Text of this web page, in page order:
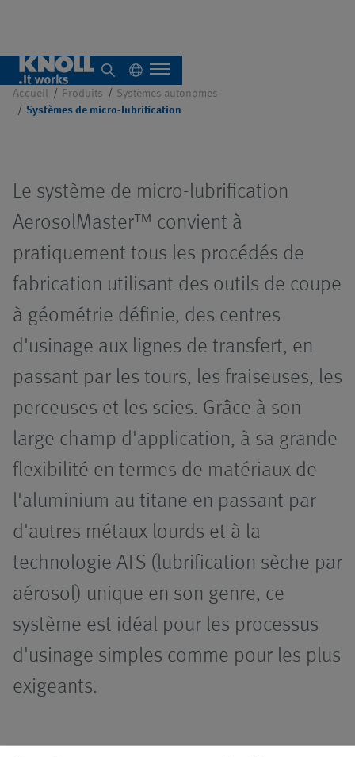
Aperçu
Systèmes
autonomes
Aperçu
Installations
de filtration
Installations à
haute pression
Systèmes de
micro-
Broyeurs à
copeaux
Applications
Systèmes
Aperçu
technique de
pompage
technique
d'aspiration
Systèmes avec
convoyeur
Systèmes de
Automatisation
Click.it
transport sans
conducteur
Montage
Logistique
Nos
Aperçu
broches
hélicoïdales
Pompe
centrifuge
Accessoires
Filtre à pot
UniPur
Aperçu
Accueil Produits
Systèmes autonomes
Systèmes de micro-lubrification
Le système de micro-lubrification
AerosolMaster™ convient à
pratiquement tous les procédés de
fabrication utilisant des outils de coupe
à géométrie définie, des centres
d'usinage aux lignes de transfert, en
passant par les tours, les fraiseuses, les
perceuses et les scies. Grâce à son
large champ d'application, à sa grande
flexibilité en termes de matériaux de
l'aluminium au titane en passant par
d'autres métaux lourds et à la
technologie ATS (lubrification sèche par
aérosol) unique en son genre, ce
système est idéal pour les processus
d'usinage simples comme pour les plus
exigeants.